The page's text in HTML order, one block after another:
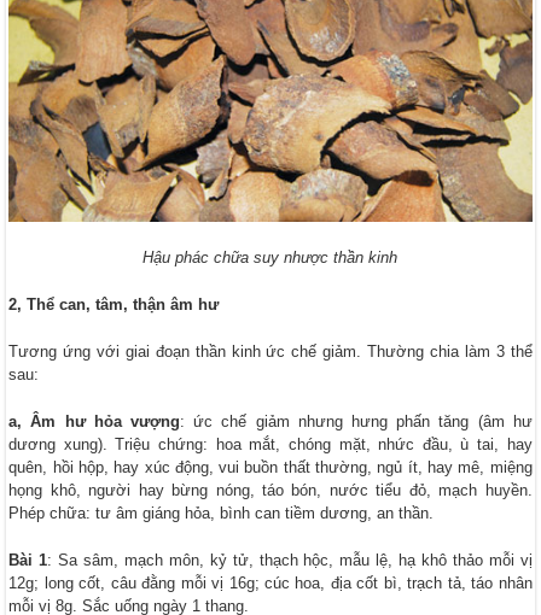
Hậu phác chữa suy nhược thần kinh
2, Thể can, tâm, thận âm hư
Tương ứng với giai đoạn thần kinh ức chế giảm. Thường chia làm 3 thể
sau:
a, Âm hư hỏa vượng: ức chế giảm nhưng hưng phấn tăng (âm hư
dương xung). Triệu chứng: hoa mắt, chóng mặt, nhức đầu, ù tai, hay
quên, hồi hộp, hay xúc động, vui buồn thất thường, ngủ ít, hay mê, miệng
họng khô, người hay bừng nóng, táo bón, nước tiểu đỏ, mạch huyền.
Phép chữa: tư âm giáng hỏa, bình can tiềm dương, an thần.
Bài 1: Sa sâm, mạch môn, kỷ tử, thạch hộc, mẫu lệ, hạ khô thảo mỗi vị
12g; long cốt, câu đằng mỗi vị 16g; cúc hoa, địa cốt bì, trạch tả, táo nhân
mỗi vị 8g. Sắc uống ngày 1 thang.